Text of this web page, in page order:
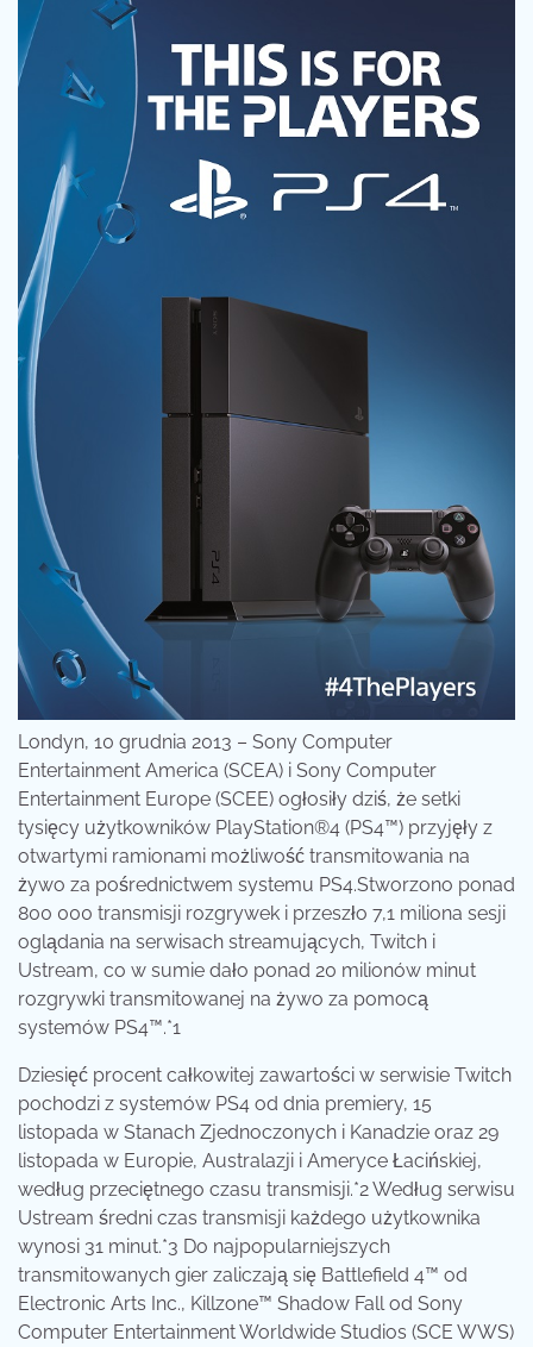
Londyn, 10 grudnia 2013 – Sony Computer
Entertainment America (SCEA) i Sony Computer
Entertainment Europe (SCEE) ogłosiły dziś, że setki
tysięcy użytkowników PlayStation®4 (PS4™) przyjęły z
otwartymi ramionami możliwość transmitowania na
żywo za pośrednictwem systemu PS4.Stworzono ponad
800 000 transmisji rozgrywek i przeszło 7,1 miliona sesji
oglądania na serwisach streamujących, Twitch i
Ustream, co w sumie dało ponad 20 milionów minut
rozgrywki transmitowanej na żywo za pomocą
systemów PS4™.*1
Dziesięć procent całkowitej zawartości w serwisie Twitch
pochodzi z systemów PS4 od dnia premiery, 15
listopada w Stanach Zjednoczonych i Kanadzie oraz 29
listopada w Europie, Australazji i Ameryce Łacińskiej,
według przeciętnego czasu transmisji.*2 Według serwisu
Ustream średni czas transmisji każdego użytkownika
wynosi 31 minut.*3 Do najpopularniejszych
transmitowanych gier zaliczają się Battlefield 4™ od
Electronic Arts Inc., Killzone™ Shadow Fall od Sony
Computer Entertainment Worldwide Studios (SCE WWS)